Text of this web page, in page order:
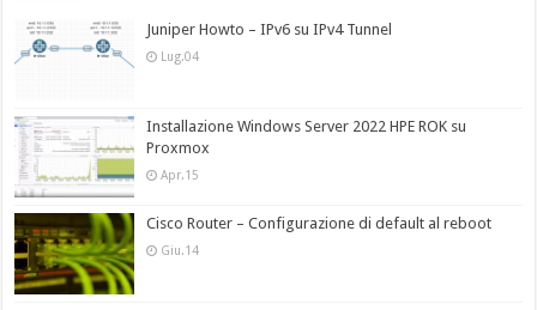
Juniper Howto – IPv6 su IPv4 Tunnel
Lug.04
Installazione Windows Server 2022 HPE ROK su
Proxmox
Apr.15
Cisco Router – Configurazione di default al reboot
Giu.14